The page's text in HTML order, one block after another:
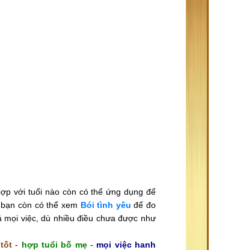
với tuổi nào còn có thể ứng dụng để
còn có thể xem Bói tình yêu để đo
mọi việc, dù nhiều điều chưa được như
- hợp tuổi bố mẹ- mọi việc hanh